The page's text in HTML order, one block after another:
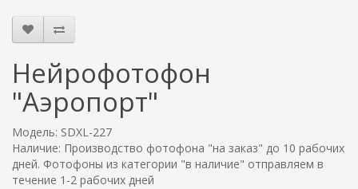
Нейрофотофон
"Аэропорт"
Модель: SDXL-227
Наличие: Производство фотофона "на заказ" до 10 рабочих
дней. Фотофоны из категории "в наличие" отправляем в
течение 1-2 рабочих дней